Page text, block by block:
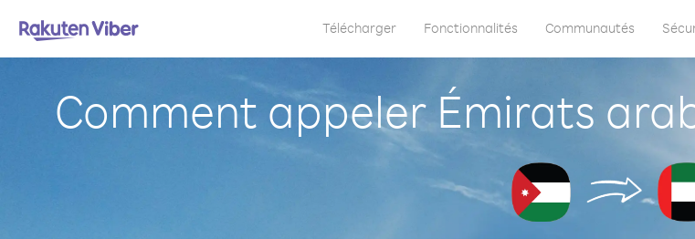
Télécharger Fonctionnalités Communautés
Comment appeler Émirats